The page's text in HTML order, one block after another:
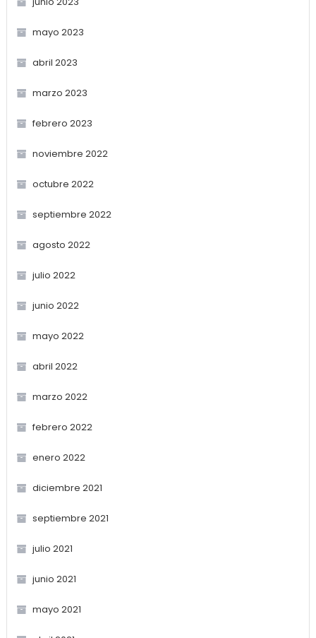
mayo 2023
abril 2023
marzo 2023
febrero 2023
noviembre 2022
octubre 2022
septiembre 2022
agosto 2022
julio 2022
junio 2022
mayo 2022
abril 2022
marzo 2022
febrero 2022
enero 2022
diciembre 2021
septiembre 2021
julio 2021
junio 2021
mayo 2021